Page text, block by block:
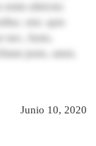
ultricies
nisi. quis
Justo,
justo, amet,
Junio 10, 2020